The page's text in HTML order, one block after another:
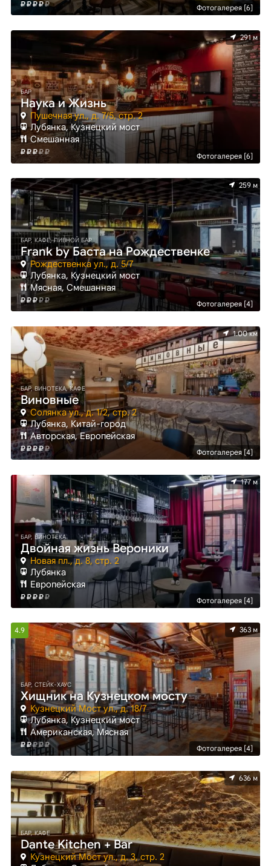
Фотогалерея [6]
Фотогалерея [6]
291 м
БАР
Наука и Жизнь
Пушечная ул., д. 7/5, стр. 2
Лубянка, Кузнецкий мост
Смешанная
Фотогалерея [4]
259 м
БАР, КАФЕ, ПИВНОЙ БАР
Frank by Баста на Рождественке
Рождественка ул., д. 5/7
Лубянка, Кузнецкий мост
Мясная, Смешанная
Фотогалерея [4]
1.00 км
БАР, ВИНОТЕКА, КАФЕ
Виновные
Солянка ул., д. 1/2, стр. 2
Лубянка, Китай-город
Авторская, Европейская
Фотогалерея [4]
177 м
БАР, ВИНОТЕКА
Двойная жизнь Вероники
Новая пл., д. 8, стр. 2
Лубянка
Европейская
4.9
Фотогалерея [4]
363 м
БАР, СТЕЙК-ХАУС
Хищник на Кузнецком мосту
Кузнецкий Мост ул., д. 18/7
Лубянка, Кузнецкий мост
Американская, Мясная
636 м
БАР, КАФЕ
Dante Kitchen + Bar
Кузнецкий Мост ул., д. 3, стр. 2